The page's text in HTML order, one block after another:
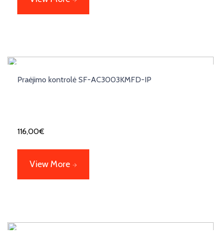
Praėjimo kontrolė SF-AC3003KMFD-IP
116,00€
View More